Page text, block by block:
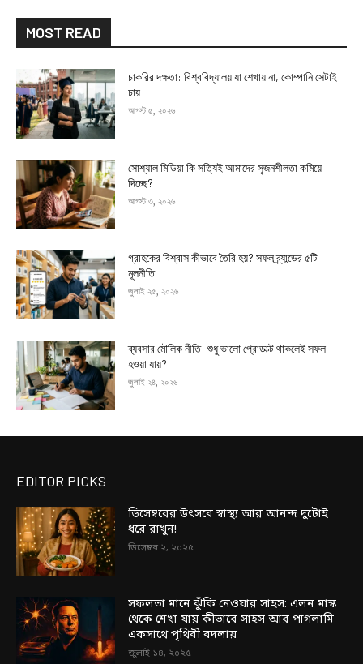
MOST READ
চাকরির দক্ষতা: বিশ্ববিদ্যালয় যা শেখায় না, কোম্পানি সেটাই
চায়
আগস্ট ৫, ২০২৬
সোশ্যাল মিডিয়া কি সত্যিই আমাদের সৃজনশীলতা কমিয়ে
দিচ্ছে?
আগস্ট ৩, ২০২৬
গ্রাহকের বিশ্বাস কীভাবে তৈরি হয়? সফল ব্র্যান্ডের ৫টি
মূলনীতি
জুলাই ২৫, ২০২৬
ব্যবসার মৌলিক নীতি: শুধু ভালো প্রোডাক্ট থাকলেই সফল
হওয়া যায়?
জুলাই ২৪, ২০২৬
EDITOR PICKS
ডিসেম্বরের উৎসবে স্বাস্থ্য আর আনন্দ দুটোই
ধরে রাখুন!
ডিসেম্বর ২, ২০২৫
সফলতা মানে ঝুঁকি নেওয়ার সাহস: এলন মাস্ক
থেকে শেখা যায় কীভাবে সাহস আর পাগলামি
একসাথে পৃথিবী বদলায়
জুলাই ১৪, ২০২৫